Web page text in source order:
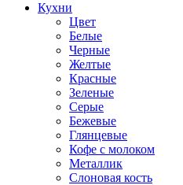
Кухни
Цвет
Белые
Черные
Желтые
Красные
Зеленые
Серые
Бежевые
Глянцевые
Кофе с молоком
Металлик
Слоновая кость